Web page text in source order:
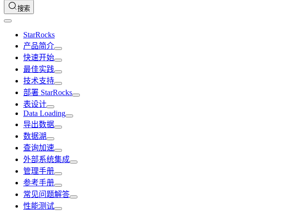
搜索
StarRocks
产品简介
快速开始
最佳实践
技术支持
部署 StarRocks
表设计
Data Loading
导出数据
数据湖
查询加速
外部系统集成
管理手册
参考手册
常见问题解答
性能测试